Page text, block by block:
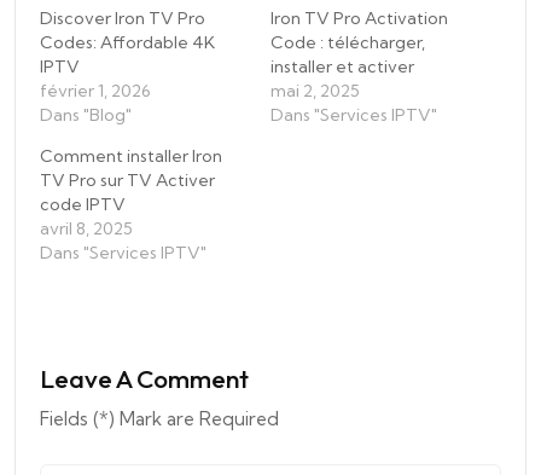
e
m
n
t
…
Discover Iron TV Pro
Codes: Affordable 4K
IPTV
février 1, 2026
Dans "Blog"
Iron TV Pro Activation
Code : télécharger,
installer et activer
mai 2, 2025
Dans "Services IPTV"
Comment installer Iron
TV Pro sur TV Activer
code IPTV
avril 8, 2025
Dans "Services IPTV"
Leave A Comment
Fields (*) Mark are Required